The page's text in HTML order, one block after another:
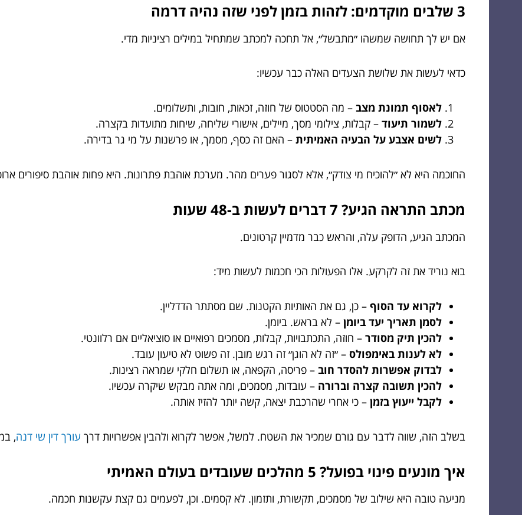
3 שלבים מוקדמים: לזהות בזמן לפני שזה נהיה דרמה
אם יש לך תחושה שמשהו ״מתבשל״, אל תחכה למכתב שמתחיל במילים רציניות מדי.
כדאי לעשות את שלושת הצעדים האלה כבר עכשיו:
לאסוף תמונת מצב – מה הסטטוס של חוזה, זכאות, חובות, ותשלומים.
לשמור תיעוד – קבלות, צילומי מסך, מיילים, אישורי שליחה, שיחות מתועדות בקצרה.
לשים אצבע על הבעיה האמיתית – האם זה כסף, מסמך, או פרשנות על מי גר בדירה.
החוכמה היא לא ״להוכיח מי צודק״, אלא לסגור פערים מהר. מערכת אוהבת פתרונות. היא פחות אוהבת סיפורים
מכתב התראה הגיע? 7 דברים לעשות ב-48 שעות
המכתב הגיע, הדופק עלה, והראש כבר מדמיין קרטונים.
בוא נוריד את זה לקרקע. אלו הפעולות הכי חכמות לעשות מיד:
לקרוא עד הסוף – כן, גם את האותיות הקטנות. שם מסתתר הדדליין.
לסמן תאריך יעד ביומן – לא בראש. ביומן.
להכין תיק מסודר – חוזה, התכתבויות, קבלות, מסמכים רפואיים או סוציאליים אם רלוונטי.
לא לענות באימפולס – ״זה לא הוגן״ זה רגש מובן. זה פשוט לא טיעון עובד.
לבדוק אפשרות להסדר חוב – פריסה, הקפאה, או תשלום חלקי שמראה רצינות.
להכין תשובה קצרה וברורה – עובדות, מסמכים, ומה אתה מבקש שיקרה עכשיו.
לקבל ייעוץ בזמן – כי אחרי שהרכבת יצאה, קשה יותר להזיז אותה.
בשלב הזה, שווה לדבר עם גורם שמכיר את השטח. למשל, אפשר לקרוא ולהבין אפשרויות דרך עורך דין שי דנה,
איך מונעים פינוי בפועל? 5 מהלכים שעובדים בעולם האמיתי
מניעה טובה היא שילוב של מסמכים, תקשורת, ותזמון. לא קסמים. וכן, לפעמים גם קצת עקשנות חכמה.